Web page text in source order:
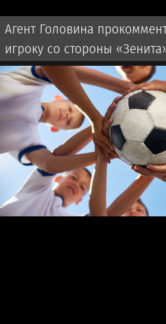
Агент Головина
игроку со стороны